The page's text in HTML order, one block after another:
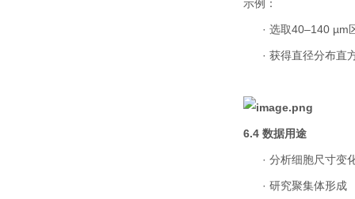
示例：
· 选取40–140 µm
· 获得直径分布直
6.4 数据用途
· 分析细胞尺寸变
· 研究聚集体形成